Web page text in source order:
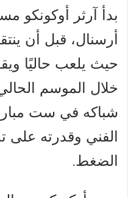
بدأ آرثر أوكونكو
أرسنال، قبل أن
حيث يلعب حاليًا
خلال الموسم
شباكه في ست
الفني وقدرته
الضغط.